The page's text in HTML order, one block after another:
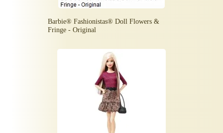
Barbie® Fashionistas® Doll Flowers &
Fringe - Original